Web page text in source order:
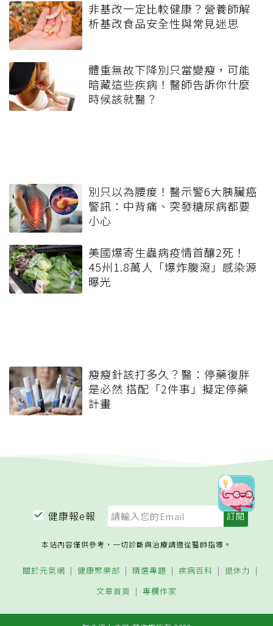
非基改一定比較健康？營養師解
析基改食品安全性與常見迷思
體重無故下降別只當變瘦，可能
暗藏這些疾病！醫師告訴你什麼
時候該就醫？
別只以為腰痠！醫示警6大胰臟癌
警訊：中背痛、突發糖尿病都要
小心
美國爆寄生蟲病疫情首釀2死！
45州1.8萬人「爆炸腹瀉」感染源
曝光
瘦瘦針該打多久？醫：停藥復胖
是必然 搭配「2件事」擬定停藥
計畫
健康報e報
本站內容僅供參考，一切診斷與治療請遵從醫師指導。
關於元氣網 健康聚樂部 精選專題 疾病百科
退休力
文章首頁
專欄作家